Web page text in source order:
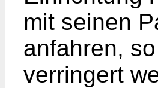
mit seinen
anfahren,
verringert